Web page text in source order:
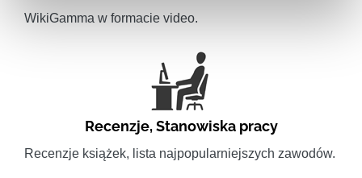
WikiGamma w formacie video.
Recenzje,Stanowiska pracy
Recenzje książek, lista najpopularniejszych zawodów.